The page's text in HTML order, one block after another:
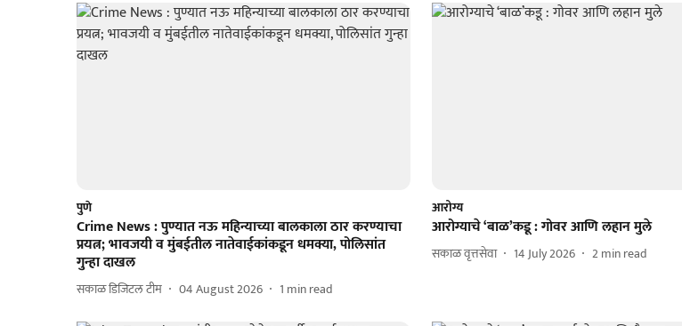
पुणे
Crime News : पुण्यात नऊ महिन्याच्या बालकाला ठार करण्याचा
प्रयत्न; भावजयी व मुंबईतील नातेवाईकांकडून धमक्या, पोलिसांत
गुन्हा दाखल
सकाळ डिजिटल टीम 04 August 2026 1 min read
आरोग्य
आरोग्याचे ‘बाळ’कडू : गोवर आणि लहान मुले
सकाळ वृत्तसेवा 14 July 2026 2min read